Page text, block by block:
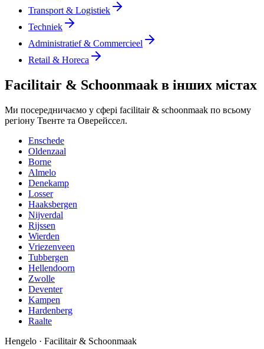
Transport & Logistiek
Techniek
Administratief & Commercieel
Retail & Horeca
Facilitair & Schoonmaak в інших містах
Ми посередничаємо у сфері facilitair & schoonmaak по всьому
регіону Твенте та Оверейссел.
Enschede
Oldenzaal
Borne
Almelo
Denekamp
Losser
Haaksbergen
Nijverdal
Rijssen
Wierden
Vriezenveen
Tubbergen
Hellendoorn
Zwolle
Deventer
Kampen
Hardenberg
Raalte
Hengelo · Facilitair & Schoonmaak